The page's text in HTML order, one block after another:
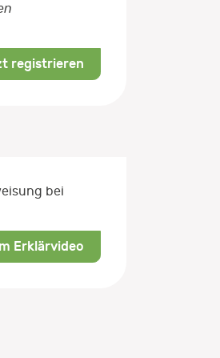
registrieren
bei
Erklärvideo